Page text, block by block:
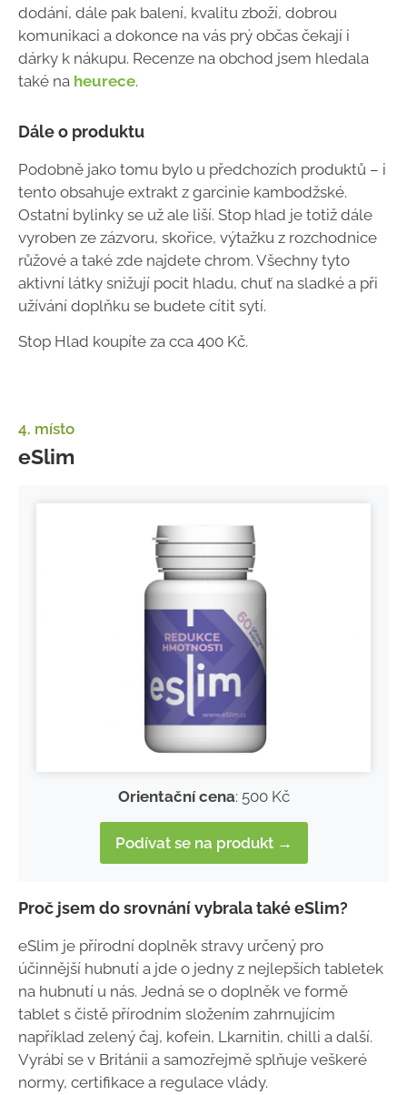
dodání, dále pak balení, kvalitu zboží, dobrou
komunikaci a dokonce na vás prý občas čekají i
dárky k nákupu. Recenze na obchod jsem hledala
také na heurece.
Dále o produktu
Podobně jako tomu bylo u předchozích produktů – i
tento obsahuje extrakt z garcinie kambodžské.
Ostatní bylinky se už ale liší. Stop hlad je totiž dále
vyroben ze zázvoru, skořice, výtažku z rozchodnice
růžové a také zde najdete chrom. Všechny tyto
aktivní látky snižují pocit hladu, chuť na sladké a při
užívání doplňku se budete cítit sytí.
Stop Hlad koupíte za cca 400 Kč.
4. místo
eSlim
Orientační cena: 500 Kč
Podívat se na produkt →
Proč jsem do srovnání vybrala také eSlim?
eSlim je přírodní doplněk stravy určený pro
účinnější hubnutí a jde o jedny z nejlepších tabletek
na hubnutí u nás. Jedná se o doplněk ve formě
tablet s čistě přírodním složením zahrnujícím
například zelený čaj, kofein, Lkarnitin, chilli a další.
Vyrábí se v Británii a samozřejmě splňuje veškeré
normy, certifikace a regulace vlády.